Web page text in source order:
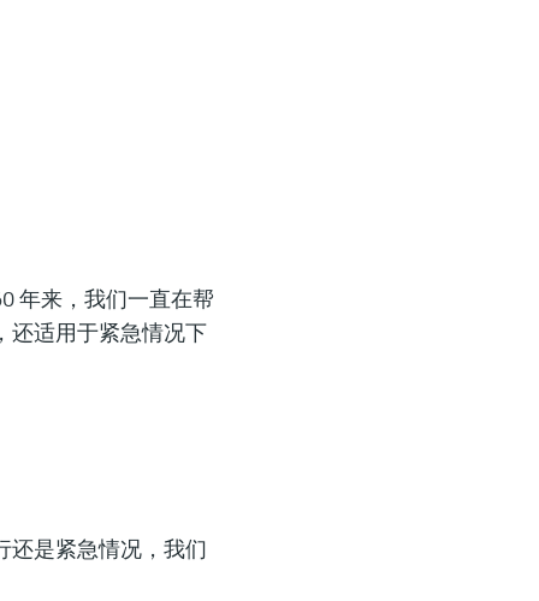
年来，我们一直在帮
还适用于紧急情况下
还是紧急情况，我们